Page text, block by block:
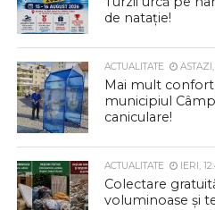
de natație!
ACTUALITATE
Mai mult
municipiul
caniculare!
ACTUALITATE IERI,
Colectare
voluminoase și